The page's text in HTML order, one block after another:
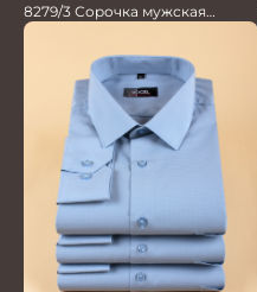
8279/3 Сорочка мужская
кор.рукав